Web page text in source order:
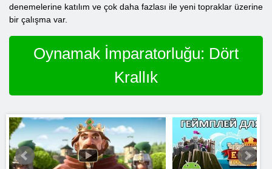
denemelerine katılım ve çok daha fazlası ile yeni topraklar üzerine
bir çalışma var.
Oynamak İmparatorluğu: Dört
Krallık